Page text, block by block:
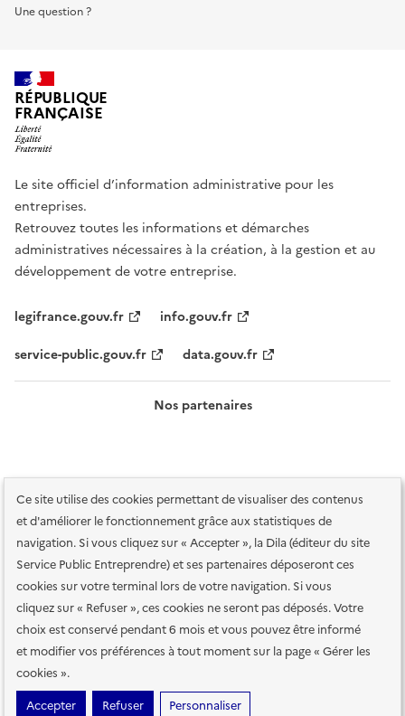
Ce site utilise des cookies permettant de visualiser des contenus
et d'améliorer le fonctionnement grâce aux statistiques de
navigation. Si vous cliquez sur « Accepter », la Dila (éditeur du site
Service Public Entreprendre) et ses partenaires déposeront ces
cookies sur votre terminal lors de votre navigation. Si vous
cliquez sur « Refuser », ces cookies ne seront pas déposés. Votre
choix est conservé pendant 6 mois et vous pouvez être informé
et modifier vos préférences à tout moment sur la page « Gérer les
cookies ».
Accepter
Refuser Personnaliser
Une question ?
RÉPUBLIQUE
FRANÇAISE
Le site officiel d’information administrative pour les
entreprises.
Retrouvez toutes les informations et démarches
administratives nécessaires à la création, à la gestion et au
développement de votre entreprise.
legifrance.gouv.fr
info.gouv.fr
service-public.gouv.fr
data.gouv.fr
Nos partenaires
Plan du site Accessibilité : totalement conforme
Accessibilité des
services en ligne
Mentions légales Données personnelles et sécurité
Conditions générales d'utilisation
Gestion des cookies
Paramètres d'affichage
Sauf mention contraire, tous les contenus de ce site sont sous